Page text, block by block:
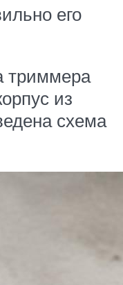
его
триммера
из
схема